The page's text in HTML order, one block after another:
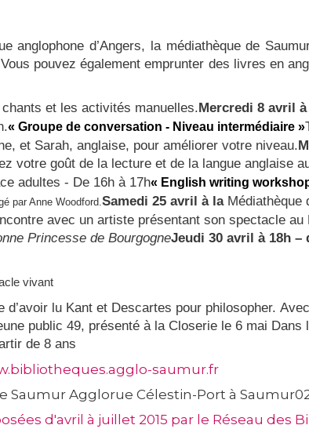
anglophone d’Angers, la médiathèque de
pouvez également emprunter des livres en
et les activités manuelles.Mercredi 8 avril
« Groupe de conversation - Niveau intermédiaire »
et Sarah, anglaise, pour améliorer votre niveau.
votre goût de la lecture et de la langue anglaise
adultes - De 16h à 17h« English writing
par Anne Woodford. Samedi 25 avril à la Médiathèque
avec un artiste présentant son spectacle
Princesse de BourgogneJeudi 30 avril à 18h –
vivant
lu Kant et Descartes pour philosopher.
public 49, présenté à la Closerie le 6 mai
de 8 ans
saumur.fr
Agglorue Célestin-Port à Saumur02
d'avril à juillet 2015 par le Réseau des